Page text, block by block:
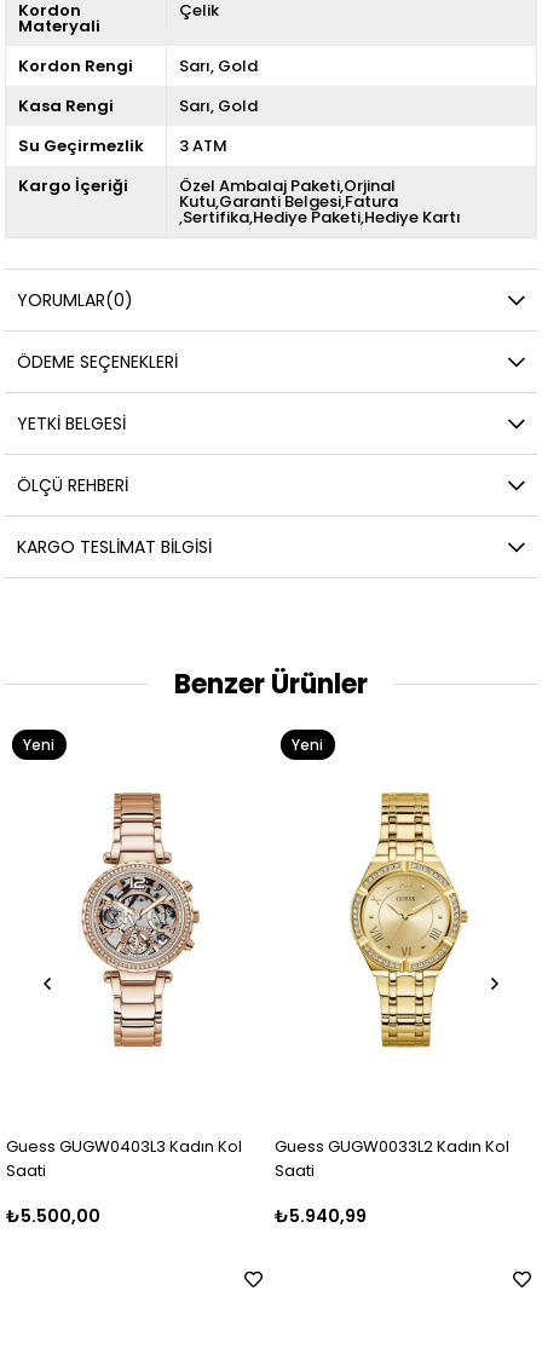
Kordon
Materyali
Çelik
Kordon Rengi Sarı Gold
Kasa Rengi
Sarı Gold
Su Geçirmezlik
3 ATM
Kargo İçeriği
Özel Ambalaj Paketi,Orjinal
Kutu,Garanti Belgesi,Fatura
,Sertifika,Hediye Paketi,Hediye Kartı
YORUMLAR(0)
ÖDEME SEÇENEKLERI
YETKİ BELGESİ
ÖLÇÜ REHBERI
KARGO TESLIMAT BILGISI
Benzer Ürünler
Kol
Guess GUGW0033L2 Kadın Kol
₺5.940,99
Guess GUGW0403L2
₺6.499,99